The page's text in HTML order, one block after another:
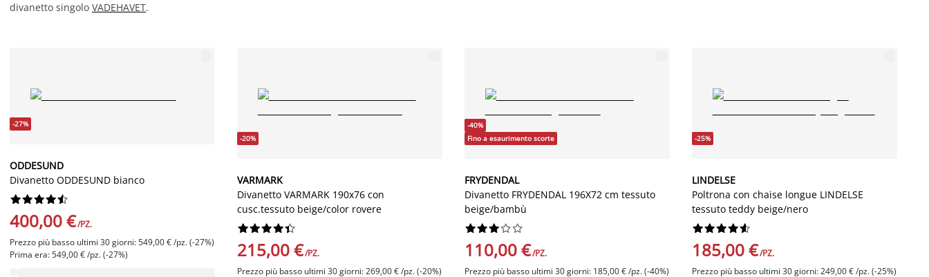
divanetto singolo VADEHAVET.
-27%
ODDESUND
Divanetto ODDESUND bianco






400,00 €/PZ.
Prezzo più basso ultimi 30 giorni: 549,00 € /pz. (-27%)
Prima era: 549,00 € /pz. (-27%)
-20%
VARMARK
Divanetto VARMARK 190x76 con
cusc.tessuto beige/color rovere






215,00 €/PZ.
Prezzo più basso ultimi 30 giorni: 269,00 € /pz. (-20%)
-40%
Fino a esaurimento scorte
FRYDENDAL
Divanetto FRYDENDAL 196X72 cm tessuto
beige/bambù






110,00 €/PZ.
Prezzo più basso ultimi 30 giorni: 185,00 € /pz. (-40%)
-25%
LINDELSE
Poltrona con chaise longue LINDELSE
tessuto teddy beige/nero






185,00 €/PZ.
Prezzo più basso ultimi 30 giorni: 249,00 € /pz. (-25%)